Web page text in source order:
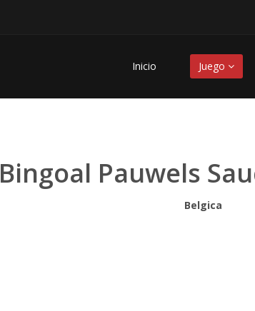
Inicio Juego
Bingoal Pauwels
Belgica